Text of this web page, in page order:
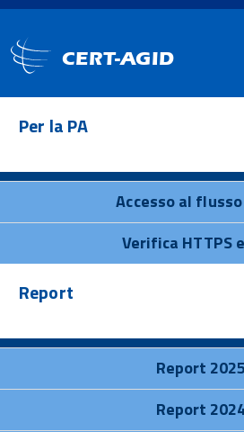
CERT-AGID
Per la PA
Accesso al flusso
Verifica HTTPS
Report
Report 2025
Report